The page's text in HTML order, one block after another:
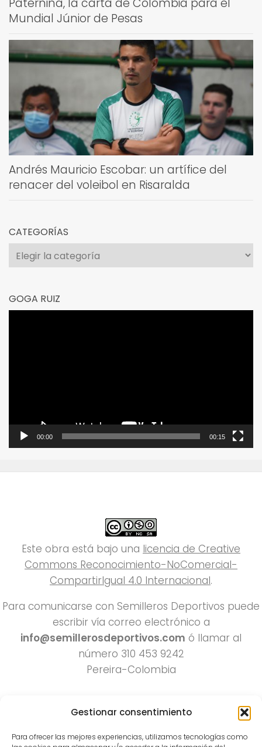
Gestionar consentimiento
Para ofrecer las mejores experiencias, utilizamos tecnologías como
Mundial Júnior de Pesas
Andrés Mauricio Escobar: un artífice del
renacer del voleibol en Risaralda
CATEGORÍAS
Categorías
GOGA RUIZ
00:00 00:15
Este obra está bajo una licencia de Creative
Commons Reconocimiento-NoComercial-
CompartirIgual 4.0 Internacional.
Para comunicarse con Semilleros Deportivos puede
escribir vía correo electrónico a
info@semillerosdeportivos.com ó llamar al
número 310 453 9242
Pereira-Colombia